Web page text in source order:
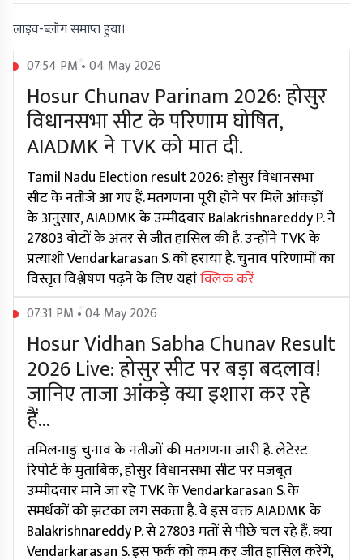
लाइव-ब्लॉग समाप्त हुया।
07:54 PM • 04 May 2026
Hosur Chunav Parinam 2026: होसुर
विधानसभा सीट के परिणाम घोषित,
AIADMK ने TVK को मात दी.
Tamil Nadu Election result 2026: होसुर विधानसभा
सीट के नतीजे आ गए हैं. मतगणना पूरी होने पर मिले आंकड़ों
के अनुसार, AIADMK के उम्मीदवार Balakrishnareddy P. ने
27803 वोटों के अंतर से जीत हासिल की है. उन्होंने TVK के
प्रत्याशी Vendarkarasan S. को हराया है. चुनाव परिणामों का
विस्तृत विश्लेषण पढ़ने के लिए यहांक्लिक करें
07:31 PM • 04 May 2026
Hosur Vidhan Sabha Chunav Result
2026 Live: होसुर सीट पर बड़ा बदलाव!
जानिए ताजा आंकड़े क्या इशारा कर रहे
हैं...
तमिलनाडु चुनाव के नतीजों की मतगणना जारी है. लेटेस्ट
रिपोर्ट के मुताबिक, होसुर विधानसभा सीट पर मजबूत
उम्मीदवार माने जा रहे TVK के Vendarkarasan S. के
समर्थकों को झटका लग सकता है. वे इस वक्त AIADMK के
Balakrishnareddy P. से 27803 मतों से पीछे चल रहे हैं. क्या
Vendarkarasan S. इस फर्क को कम कर जीत हासिल करेंगे,